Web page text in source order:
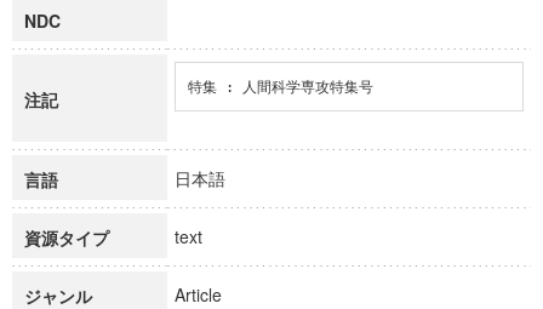
NDC
注記
特集 : 人間科学専攻特集号
言語 日本語
資源タイプ text
ジャンル Article